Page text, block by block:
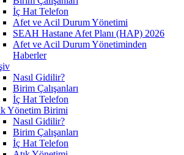
İç Hat Telefon
Afet ve Acil Durum Yönetimi
SEAH Hastane Afet Planı (HAP) 2026
Afet ve Acil Durum Yönetiminden
Haberler
Nasıl Gidilir?
Birim Çalışanları
İç Hat Telefon
Yönetim Birimi
Nasıl Gidilir?
Birim Çalışanları
İç Hat Telefon